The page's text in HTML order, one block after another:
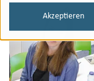
Akzeptieren